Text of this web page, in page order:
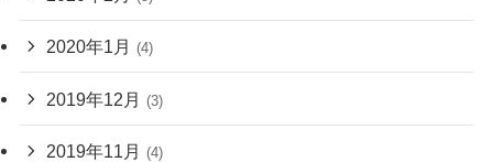
2020年1月 (4)
2019年12月 (3)
2019年11月 (4)